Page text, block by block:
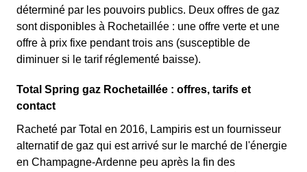
déterminé par les pouvoirs publics. Deux offres de gaz
sont disponibles à Rochetaillée : une offre verte et une
offre à prix fixe pendant trois ans (susceptible de
diminuer si le tarif réglementé baisse).
Total Spring gaz Rochetaillée : offres, tarifs et
contact
Racheté par Total en 2016, Lampiris est un fournisseur
alternatif de gaz qui est arrivé sur le marché de l'énergie
en Champagne-Ardenne peu après la fin des